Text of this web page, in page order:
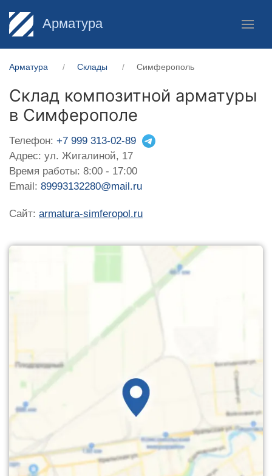
Арматура
Арматура Склады Симферополь
Склад композитной арматуры
в Симферополе
Телефон: +7 999 313-02-89
Адрес: ул. Жигалиной, 17
Время работы: 8:00 - 17:00
Email: 89993132280@mail.ru
Сайт: armatura-simferopol.ru